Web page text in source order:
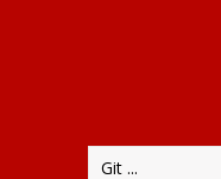
Git ...